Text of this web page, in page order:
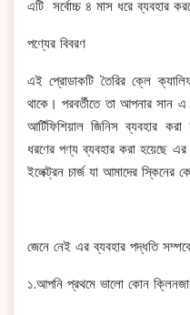
এটি সর্বোচ্চ ৪ মাস ধরে ব্যবহার
পণ্যের বিবরণ
এই প্রোডাকটি তৈরির ক্লে
থাকে। পরবর্তীতে তা আপনার
আর্টিফিশিয়াল জিনিস ব্যবহার
ধরণের পণ্য ব্যবহার করা হয়েছে এর
ইলেক্ট্রন চার্জ যা আমাদের স্কিনের
জেনে নেই এর ব্যবহার পদ্ধতি
১.আপনি প্রথমে ভালো কোন